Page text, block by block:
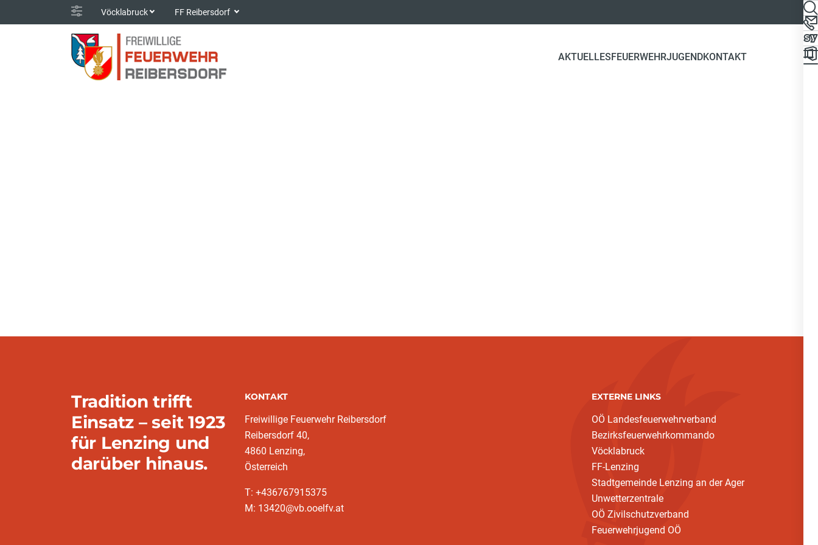
Vöcklabruck FF Reibersdorf
AKTUELLESFEUERWEHRJUGENDKONTAKT
Tradition trifft
Einsatz – seit 1923
für Lenzing und
darüber hinaus.
KONTAKT
Freiwillige Feuerwehr Reibersdorf
Reibersdorf 40,
4860 Lenzing,
Österreich
T: +436767915375
M: 13420@vb.ooelfv.at
EXTERNE LINKS
OÖ Landesfeuerwehrverband
Bezirksfeuerwehrkommando
Vöcklabruck(current)
FF-Lenzing
Stadtgemeinde Lenzing an der Ager
Unwetterzentrale
OÖ Zivilschutzverband
Feuerwehrjugend OÖ